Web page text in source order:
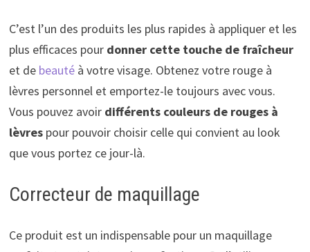
C’est l’un des produits les plus rapides à appliquer et les
plus efficaces pour donner cette touche de fraîcheur
et de beautéà votre visage. Obtenez votre rouge à
lèvres personnel et emportez-le toujours avec vous.
Vous pouvez avoir différents couleurs de rouges à
lèvrespour pouvoir choisir celle qui convient au look
que vous portez ce jour-là.
Correcteur de maquillage
Ce produit est un indispensable pour un maquillage